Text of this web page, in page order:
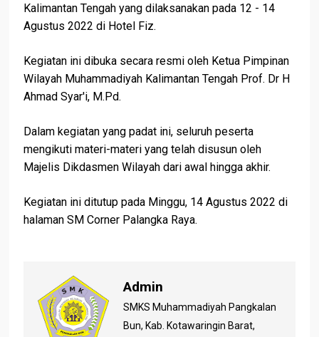
Kalimantan Tengah yang dilaksanakan pada 12 - 14
Agustus 2022 di Hotel Fiz.
Kegiatan ini dibuka secara resmi oleh Ketua Pimpinan
Wilayah Muhammadiyah Kalimantan Tengah Prof. Dr H
Ahmad Syar'i, M.Pd.
Dalam kegiatan yang padat ini, seluruh peserta
mengikuti materi-materi yang telah disusun oleh
Majelis Dikdasmen Wilayah dari awal hingga akhir.
Kegiatan ini ditutup pada Minggu, 14 Agustus 2022 di
halaman SM Corner Palangka Raya.
Admin
SMKS Muhammadiyah Pangkalan
Bun, Kab. Kotawaringin Barat,